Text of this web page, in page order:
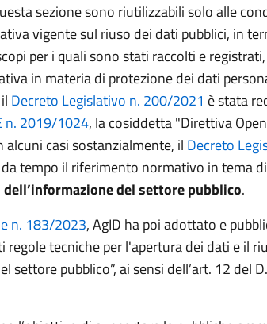
sezione sono riutilizzabili solo alle
vigente sul riuso dei dati pubblici, in
per i quali sono stati raccolti e
in materia di protezione dei dati
Decreto Legislativo n. 200/2021 è stata
n. 2019/1024, la cosiddetta "Direttiva
casi sostanzialmente, il Decreto
tempo il riferimento normativo in tema di
del settore pubblico.
n. 183/2023, AgID ha poi adottato e
regole tecniche per l'apertura dei dati e il
settore pubblico”, ai sensi dell’art. 12 del